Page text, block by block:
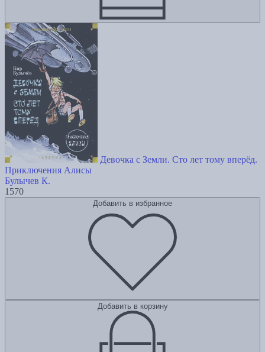
Девочка с Земли. Сто лет тому вперёд.
Приключения Алисы
Булычев К.
1570
Добавить в избранное
Добавить в корзину